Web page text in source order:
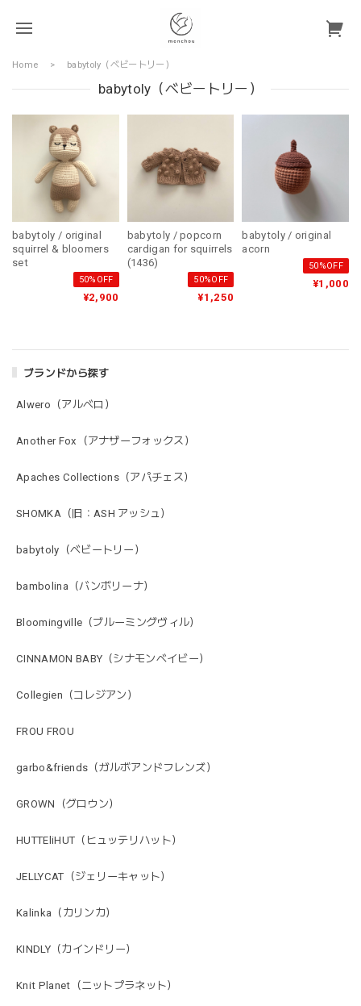
ブランドから探す
Alwero（アルベロ）
Another Fox（アナザーフォックス）
Apaches Collections（アパチェス）
SHOMKA（旧：ASH アッシュ）
babytoly（ベビートリー）
bambolina（バンボリーナ）
Bloomingville（ブルーミングヴィル）
CINNAMON BABY（シナモンベイビー）
Collegien（コレジアン）
FROU FROU
garbo&friends（ガルボアンドフレンズ）
GROWN（グロウン）
HUTTEliHUT（ヒュッテリハット）
JELLYCAT（ジェリーキャット）
Kalinka（カリンカ）
KINDLY（カインドリー）
Knit Planet（ニットプラネット）
Home babytoly（ベビートリー）
babytoly（ベビートリー）
babytoly / original
squirrel & bloomers
set
50%OFF
¥2,900
babytoly / popcorn
cardigan for squirrels
(1436)
50%OFF
¥1,250
babytoly / original
acorn
50%OFF
¥1,000